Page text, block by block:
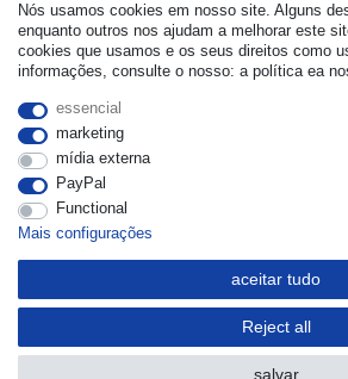
reserved. Prices incl. VAT. 19% VAT Basic prices
| * Applies to deliveries to the UK!
Nós usamos cookies em nosso site. Alguns
enquanto outros nos ajudam a melhorar este
cookies que usamos e os seus direitos como
informações, consulte o nosso: a política ea
essencial
marketing
mídia externa
PayPal
Functional
Mais configurações
aceitar tudo
Reject all
salvar